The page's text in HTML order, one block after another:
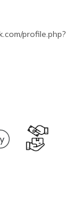
profile.php?